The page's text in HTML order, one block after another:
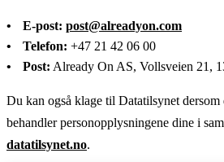
E-post: post@alreadyon.com
Telefon: +47 21 42 06 00
Post: Already On AS, Vollsveien 21,
Du kan også klage til Datatilsynet
behandler personopplysningene dine i
datatilsynet.no.